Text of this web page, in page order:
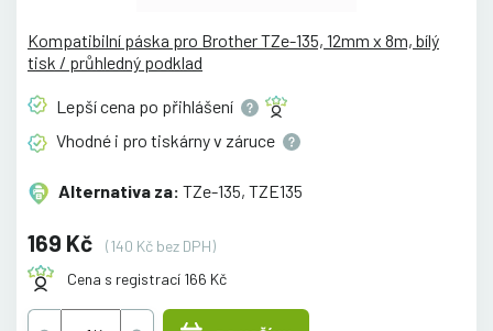
Kompatibilní páska pro Brother TZe-135, 12mm x 8m, bílý
tisk / průhledný podklad
Lepší cena po přihlášení
Vhodné i pro tiskárny v záruce
Alternativa za: TZe-135, TZE135
169 Kč
(140 Kč bez DPH)
Cena s registrací 166 Kč